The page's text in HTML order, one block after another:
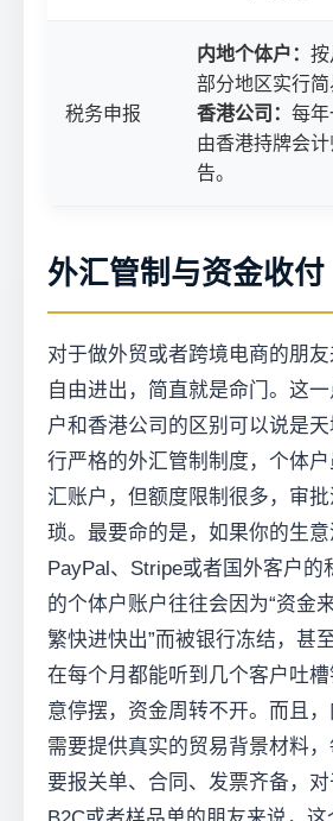
税务申报
内地个体户： 按
部分地区实行简
香港公司： 每
由香港持牌会
告。
外汇管制与资金收付
对于做外贸或者跨境电商的朋
自由进出，简直就是命门。这
户和香港公司的区别可以说是
行严格的外汇管制制度，个体
汇账户，但额度限制很多，审
琐。最要命的是，如果你的生
PayPal、Stripe或者国外客户的
的个体户账户往往会因为“资金
繁快进快出”而被银行冻结，甚
在每个月都能听到几个客户吐
意停摆，资金周转不开。而且
需要提供真实的贸易背景材料
要报关单、合同、发票齐备，